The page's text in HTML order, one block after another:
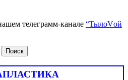
телеграмм-канале “ТылоVой